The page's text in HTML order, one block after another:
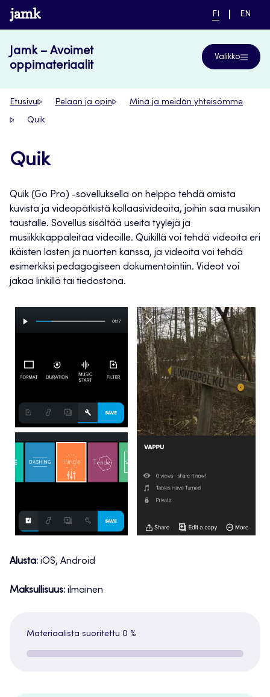
Siirry
suoraan
www.jamk.fi
NYKYINEN
FI
VAIHDA
EN
Jamk – Avoimet
oppimateriaalit
Valikko
Etusivu Pelaan ja opin Minä ja meidän yhteisömme
Quik
Quik
Quik (Go Pro) -sovelluksella on helppo tehdä omista
kuvista ja videopätkistä kollaasivideoita, joihin saa musiikin
taustalle. Sovellus sisältää useita tyylejä ja
musiikkikappaleitaa videoille. Quikillä voi tehdä videoita eri
ikäisten lasten ja nuorten kanssa, ja videoita voi tehdä
esimerkiksi pedagogiseen dokumentointiin. Videot voi
jakaa linkillä tai tiedostona.
Alusta: iOS, Android
Maksullisuus: ilmainen
Materiaalista suoritettu 0 %